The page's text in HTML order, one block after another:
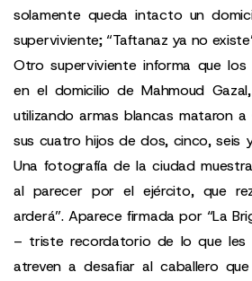
solamente queda intacto un
superviviente; “Taftanaz ya no
Otro superviviente informa que los
en el domicilio de Mahmoud
utilizando armas blancas mataron
sus cuatro hijos de dos, cinco, seis
Una fotografía de la ciudad
al parecer por el ejército, que
arderá”. Aparece firmada por “La
– triste recordatorio de lo que les
atreven a desafiar al caballero